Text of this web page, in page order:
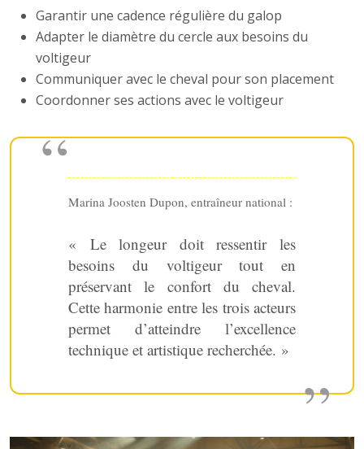
Garantir une cadence régulière du galop
Adapter le diamètre du cercle aux besoins du
voltigeur
Communiquer avec le cheval pour son placement
Coordonner ses actions avec le voltigeur
Marina Joosten Dupon, entraîneur national :
« Le longeur doit ressentir les
besoins du voltigeur tout en
préservant le confort du cheval.
Cette harmonie entre les trois acteurs
permet d’atteindre l’excellence
technique et artistique recherchée. »